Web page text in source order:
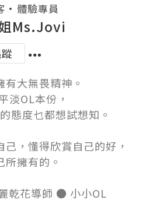
・ 體驗專員
Ms.Jovi
有大無畏精神。
淡OL本份，
態度乜都想試想知。
，懂得欣賞自己的好，
所擁有的。
乾花導師 ● 小小OL